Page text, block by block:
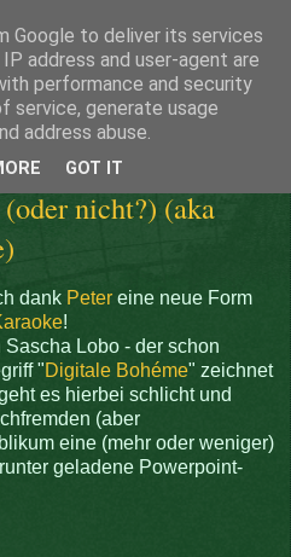
nicht?) (aka
dank Peter eine neue Form
!
Lobo - der schon
"Digitale Bohéme" zeichnet
es hierbei schlicht und
(aber
eine (mehr oder weniger)
geladene Powerpoint-
Google to deliver its services
address and user-agent are
performance and security
service, generate usage
address abuse.
GOT IT